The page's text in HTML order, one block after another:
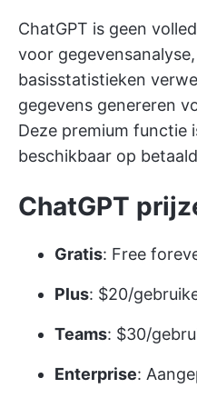
ChatGPT is geen
voor
basisstatistieken
gegevens genereren
Deze premium functie
beschikbaar op
ChatGPT
Gratis: Free
Plus: $20/
Teams: $30/
Enterprise: